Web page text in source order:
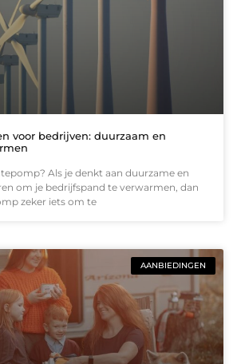
voor bedrijven: duurzaam en
Als je denkt aan duurzame en
om je bedrijfspand te verwarmen, dan
zeker iets om te
AANBIEDINGEN